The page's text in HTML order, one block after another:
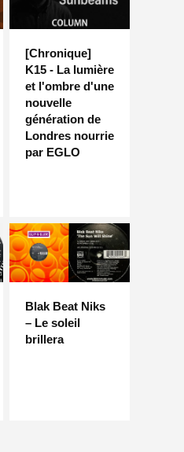
[Chronique]
K15 - La lumière
et l'ombre d'une
nouvelle
génération de
Londres nourrie
par EGLO
Blak Beat Niks
– Le soleil
brillera